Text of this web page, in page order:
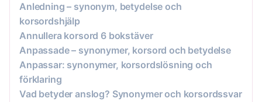
Anledning – synonym, betydelse och
korsordshjälp
Annullera korsord 6 bokstäver
Anpassade – synonymer, korsord och betydelse
Anpassar: synonymer, korsordslösning och
förklaring
Vad betyder anslog? Synonymer och korsordssvar